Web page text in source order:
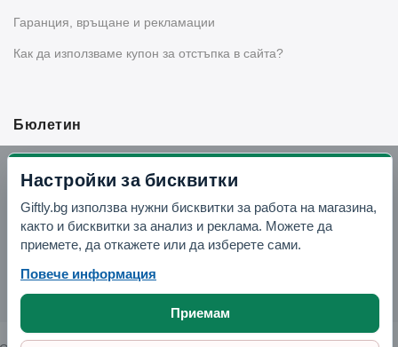
Гаранция, връщане и рекламации
Как да използваме купон за отстъпка в сайта?
Бюлетин
Вземи -10% отстъпка в Telegram
Отвори Telegram
Настройки за бисквитки
Giftly.bg използва нужни бисквитки за работа на магазина,
както и бисквитки за анализ и реклама. Можете да
приемете, да откажете или да изберете сами.
Повече информация
Приемам